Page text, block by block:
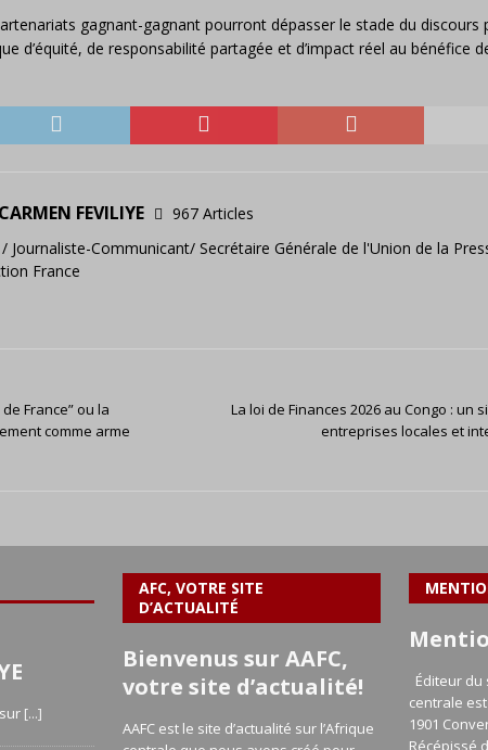
gagnant-gagnant pourront dépasser le stade du discours
d’équité, de responsabilité partagée et d’impact réel au bénéfice
FEVILIYE
967 Articles
/ Journaliste-Communicant/ Secrétaire Générale de l'Union de la
France
France” ou la
comme arme
La loi de Finances 2026 au Congo : un
entreprises locales et
[...]
AFC, VOTRE SITE
D’ACTUALITÉ
Bienvenus sur AAFC,
votre site d’actualité!
AAFC est le site d’actualité sur l’Afrique
Éditeur du
centrale
1901
Récépissé